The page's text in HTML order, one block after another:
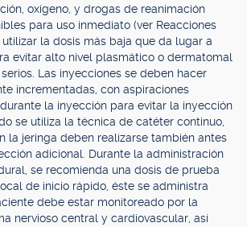
oxígeno, y drogas de reanimación
para uso inmediato (ver Reacciones
la dosis más baja que da lugar a
evitar alto nivel plasmático o dermatomal
Las inyecciones se deben hacer
incrementadas, con aspiraciones
la inyección para evitar la inyección
se utiliza la técnica de catéter continuo,
la jeringa deben realizarse también antes
adicional. Durante la administración
se recomienda una dosis de prueba
de inicio rápido, éste se administra
debe estar monitoreado por la
nervioso central y cardiovascular, así